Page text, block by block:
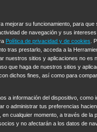
Despedida Salvaje
libras y un sueño Mr
Ryeland: Moonflower
Orleans Pandora En
Alert: Unidad de
mejorar su funcionamiento, para que
de navegación y sus
Política de privacidad y de cookies .
tras prestarlo, acceda a la
nuestros sitios y aplicaciones no es
que haga de nuestros sitios y
dichos fines, así como para
a información del dispositivo, como
o administrar tus preferencias
cualquier momento, a través de la
y no afectarán a los datos de